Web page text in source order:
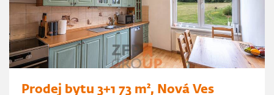
Prodej bytu 3+1 73 m², Nová Ves